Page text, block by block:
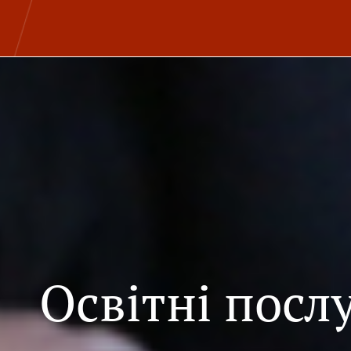
Освітні